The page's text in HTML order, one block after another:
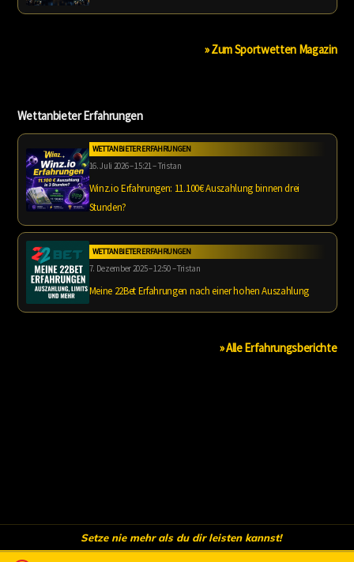
» Zum Sportwetten Magazin
Wettanbieter Erfahrungen
WETTANBIETER ERFAHRUNGEN
16. Juli 2026 – 15:21 – Tristan
Winz.io Erfahrungen: 11.100€ Auszahlung binnen drei
Stunden?
WETTANBIETER ERFAHRUNGEN
7. Dezember 2025 – 12:50 – Tristan
Meine 22Bet Erfahrungen nach einer hohen Auszahlung
» Alle Erfahrungsberichte
Setze nie mehr als du dir leisten kannst!